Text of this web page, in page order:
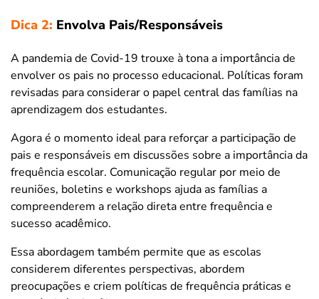
Dica 2: Envolva Pais/Responsáveis
A pandemia de Covid-19 trouxe à tona a importância de
envolver os pais no processo educacional. Políticas foram
revisadas para considerar o papel central das famílias na
aprendizagem dos estudantes.
Agora é o momento ideal para reforçar a participação de
pais e responsáveis em discussões sobre a importância da
frequência escolar. Comunicação regular por meio de
reuniões, boletins e workshops ajuda as famílias a
compreenderem a relação direta entre frequência e
sucesso acadêmico.
Essa abordagem também permite que as escolas
considerem diferentes perspectivas, abordem
preocupações e criem políticas de frequência práticas e